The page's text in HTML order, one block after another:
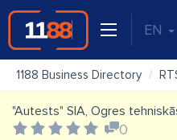
EN
1188 Business Directory
"Autests" SIA, Ogres
0